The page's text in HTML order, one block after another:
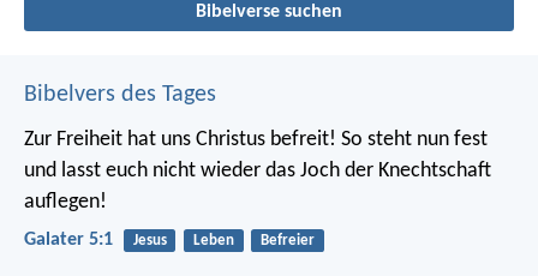
Bibelverse suchen
Bibelvers des Tages
Zur Freiheit hat uns Christus befreit! So steht nun fest
und lasst euch nicht wieder das Joch der Knechtschaft
auflegen!
Galater 5:1 Jesus Leben Befreier